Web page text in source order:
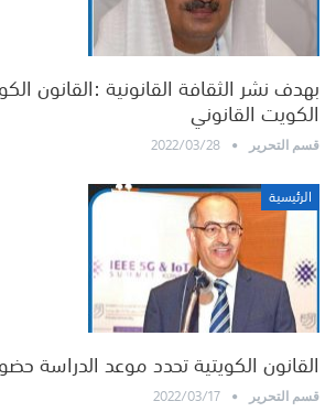
بهدف نشر الثقافة القانونية :القانون
الكويت القانوني
قسم التحرير 2022/03/28
الرئيسية
القانون الكويتية تحدد موعد الدراسة
قسم التحرير 2022/03/17